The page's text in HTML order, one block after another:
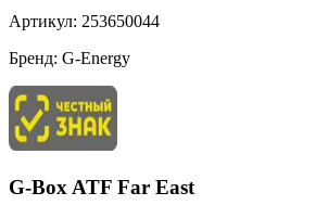
Артикул: 253650044
Бренд: G-Energy
G-Box ATF Far East